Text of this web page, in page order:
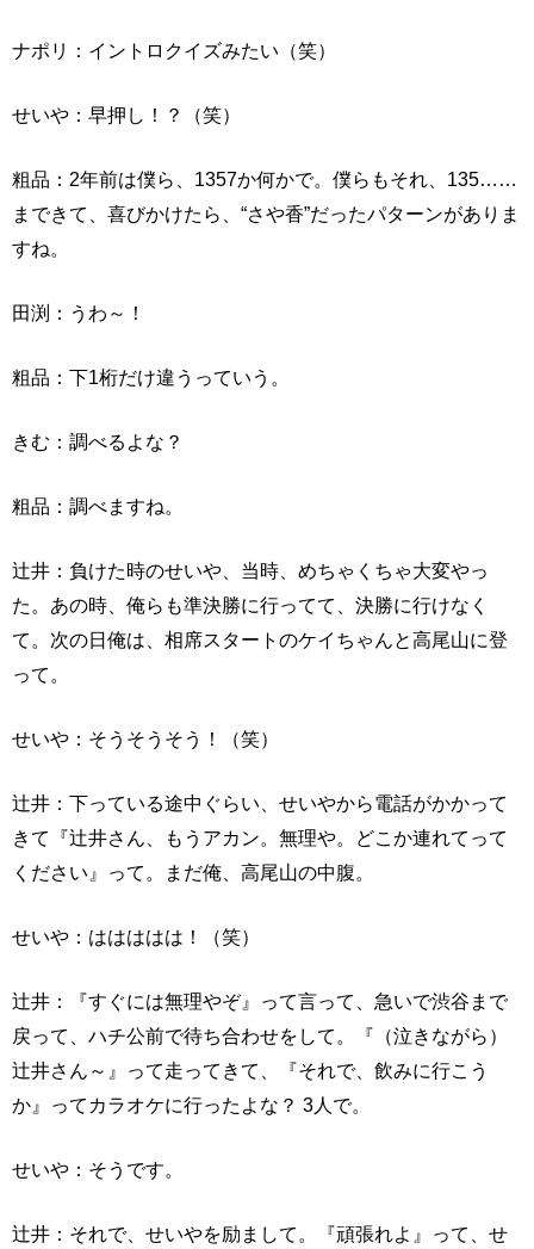
ナポリ：イントロクイズみたい（笑）
せいや：早押し！？（笑）
粗品：2年前は僕ら、1357か何かで。僕らもそれ、135……
まできて、喜びかけたら、“さや香”だったパターンがありま
すね。
田渕：うわ～！
粗品：下1桁だけ違うっていう。
きむ：調べるよな？
粗品：調べますね。
辻井：負けた時のせいや、当時、めちゃくちゃ大変やっ
た。あの時、俺らも準決勝に行ってて、決勝に行けなく
て。次の日俺は、相席スタートのケイちゃんと高尾山に登
って。
せいや：そうそうそう！（笑）
辻井：下っている途中ぐらい、せいやから電話がかかって
きて『辻井さん、もうアカン。無理や。どこか連れてって
ください』って。まだ俺、高尾山の中腹。
せいや：ははははは！（笑）
辻井：『すぐには無理やぞ』って言って、急いで渋谷まで
戻って、ハチ公前で待ち合わせをして。『（泣きながら）
辻井さん～』って走ってきて、『それで、飲みに行こう
か』ってカラオケに行ったよな？ 3人で。
せいや：そうです。
辻井：それで、せいやを励まして。『頑張れよ』って、せ